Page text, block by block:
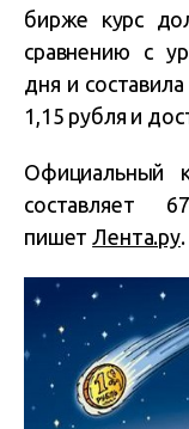
бирже курс
сравнению с
дня и
1,15 рубля и
Официальный
составляет
пишетЛента.ру.